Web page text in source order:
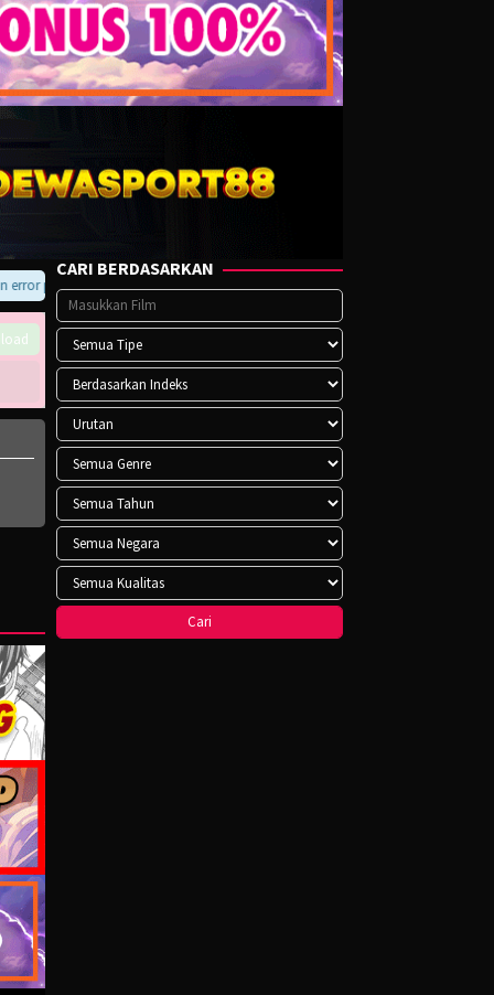
player atau saat download, hubungi kami di Telegram.
CARI BERDASARKAN